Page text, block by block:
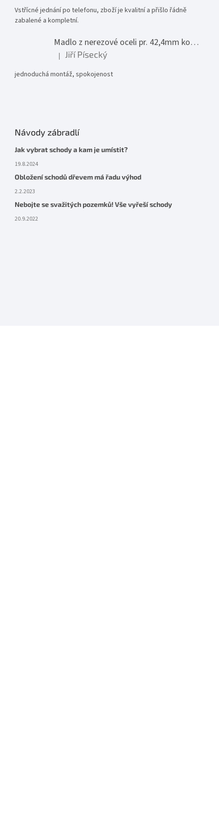
Vstřícné jednání po telefonu, zboží je kvalitní a přišlo řádně
zabalené a kompletní.
Madlo z nerezové oceli pr. 42,4mm komplet - model 0116 - 3000mm
Hodnocení produktu je 5 z 5 hvězdiček.
| Jiří Písecký
jednoduchá montáž, spokojenost
Návody zábradlí
Jak vybrat schody a kam je umístit?
19.8.2024
Obložení schodů dřevem má řadu výhod
2.2.2023
Nebojte se svažitých pozemků! Vše vyřeší schody
20.9.2022